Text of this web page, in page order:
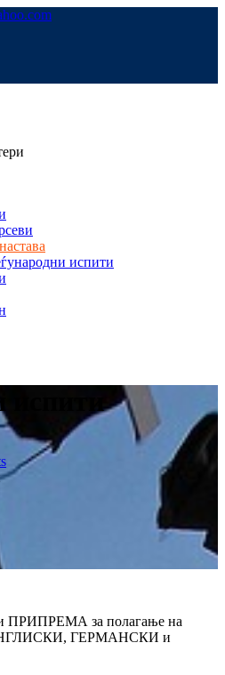
испити
испити
ПРИПРЕМА за полагање на
АНГЛИСКИ, ГЕРМАНСКИ и